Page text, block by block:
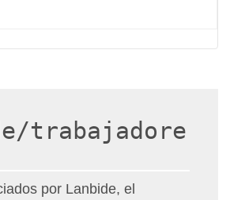
trabajadore
por Lanbide, el